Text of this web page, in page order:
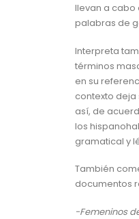
llevan a cabo
palabras de
Interpreta
términos
en su
contexto
así, de
los
gramatical y
También
documentos
-Femeninos